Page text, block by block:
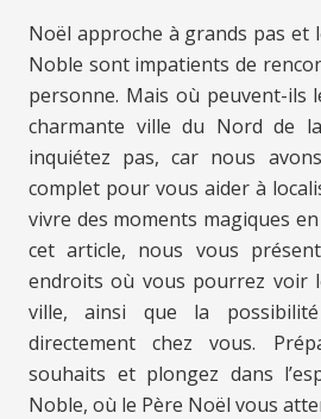
Noël approche à grands pas et
Noble sont impatients de
personne. Mais où peuvent-ils
charmante ville du Nord de
inquiétez pas, car nous
complet pour vous aider à
vivre des moments magiques
cet article, nous vous
endroits où vous pourrez voir
ville, ainsi que la
directement chez vous.
souhaits et plongez dans
Noble, où le Père Noël vous